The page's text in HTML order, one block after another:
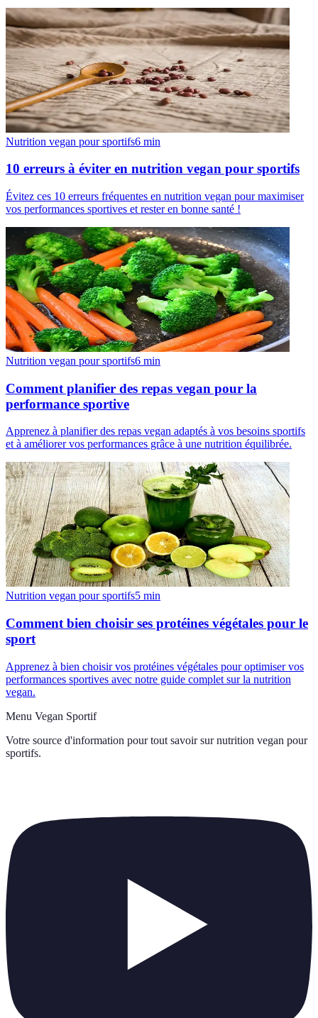
Nutrition vegan pour sportifs6 min
10 erreurs à éviter en nutrition vegan pour sportifs
Évitez ces 10 erreurs fréquentes en nutrition vegan pour maximiser
vos performances sportives et rester en bonne santé !
Nutrition vegan pour sportifs6 min
Comment planifier des repas vegan pour la
performance sportive
Apprenez à planifier des repas vegan adaptés à vos besoins sportifs
et à améliorer vos performances grâce à une nutrition équilibrée.
Nutrition vegan pour sportifs5 min
Comment bien choisir ses protéines végétales pour le
sport
Apprenez à bien choisir vos protéines végétales pour optimiser vos
performances sportives avec notre guide complet sur la nutrition
vegan.
Menu Vegan Sportif
Votre source d'information pour tout savoir sur nutrition vegan pour
sportifs.